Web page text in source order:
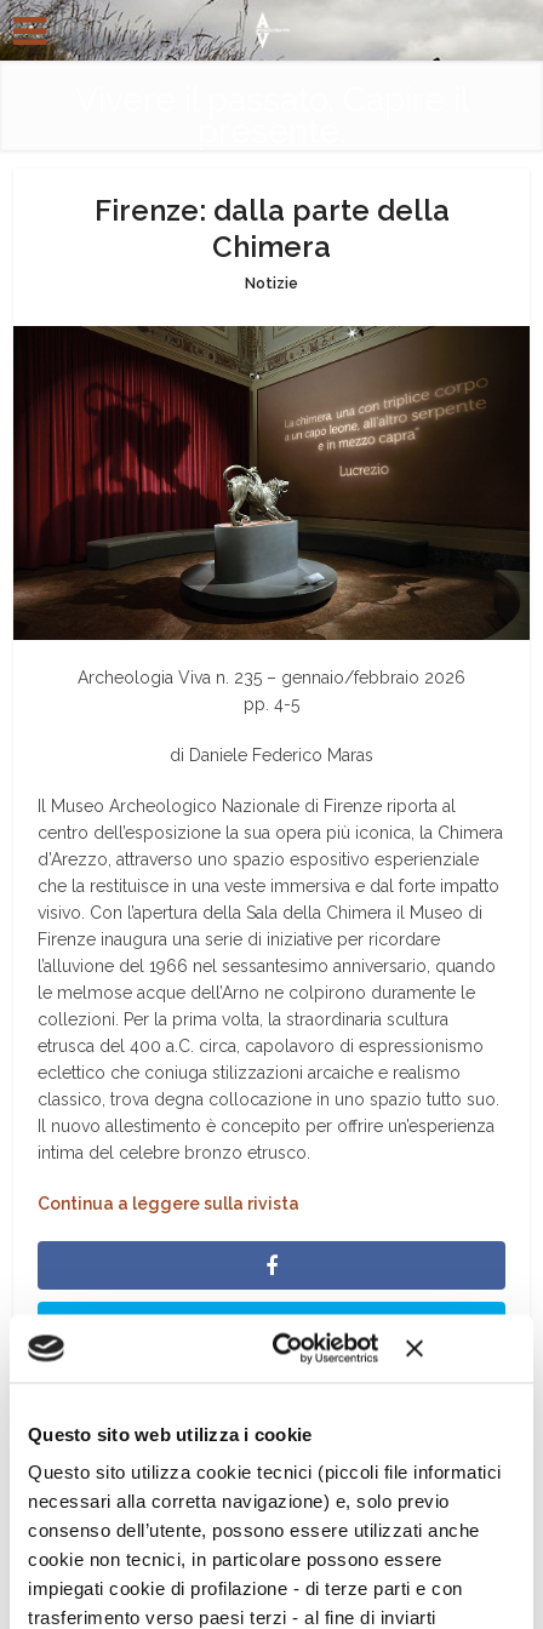
Questo sito web utilizza i cookie
Questo sito utilizza cookie tecnici (piccoli file informatici
necessari alla corretta navigazione) e, solo previo
consenso dell’utente, possono essere utilizzati anche
cookie non tecnici, in particolare possono essere
impiegati cookie di profilazione - di terze parti e con
trasferimento verso paesi terzi - al fine di inviarti
Firenze: dalla parte della
Chimera
Notizie
Archeologia Viva n. 235 – gennaio/febbraio 2026
pp. 4-5
di Daniele Federico Maras
Il Museo Archeologico Nazionale di Firenze riporta al
centro dell’esposizione la sua opera più iconica, la Chimera
d’Arezzo, attraverso uno spazio espositivo esperienziale
che la restituisce in una veste immersiva e dal forte impatto
visivo. Con l’apertura della Sala della Chimera il Museo di
Firenze inaugura una serie di iniziative per ricordare
l’alluvione del 1966 nel sessantesimo anniversario, quando
le melmose acque dell’Arno ne colpirono duramente le
collezioni. Per la prima volta, la straordinaria scultura
etrusca del 400 a.C. circa, capolavoro di espressionismo
eclettico che coniuga stilizzazioni arcaiche e realismo
classico, trova degna collocazione in uno spazio tutto suo.
Il nuovo allestimento è concepito per offrire un’esperienza
intima del celebre bronzo etrusco.
Continua a leggere sulla rivista